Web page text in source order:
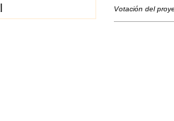
Votación del